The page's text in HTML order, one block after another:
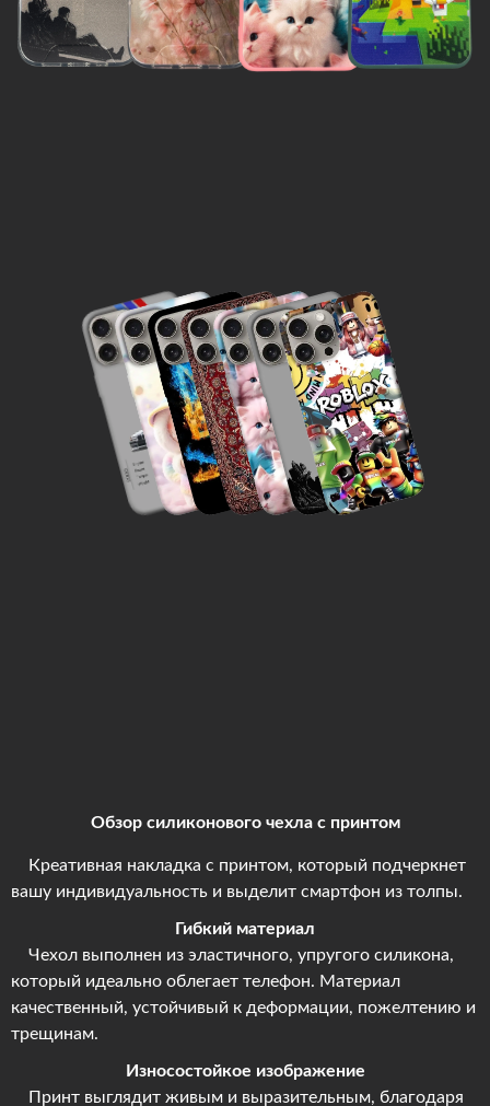
Обзор силиконового чехла с принтом
Креативная накладка с принтом, который подчеркнет
вашу индивидуальность и выделит смартфон из толпы.
Гибкий материал
Чехол выполнен из эластичного, упругого силикона,
который идеально облегает телефон. Материал
качественный, устойчивый к деформации, пожелтению и
трещинам.
Износостойкое изображение
Принт выглядит живым и выразительным, благодаря